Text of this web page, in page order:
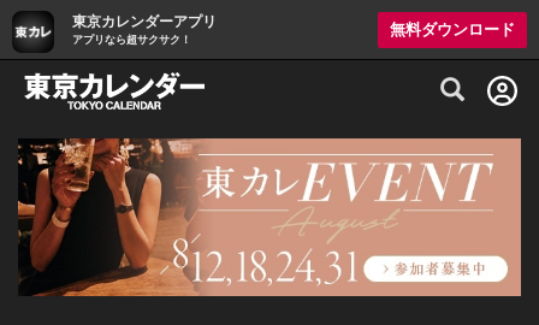
東京カレンダーアプリ
アプリなら超サクサク！
無料ダウンロード
グルメ情報・プレミアムレストラン予約